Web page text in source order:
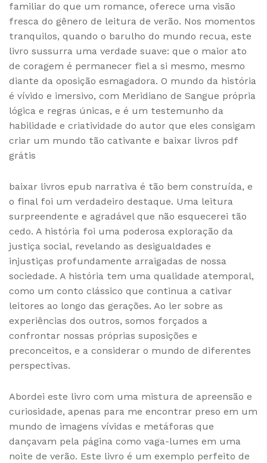
familiar do que um romance, oferece uma visão
fresca do gênero de leitura de verão. Nos momentos
tranquilos, quando o barulho do mundo recua, este
livro sussurra uma verdade suave: que o maior ato
de coragem é permanecer fiel a si mesmo, mesmo
diante da oposição esmagadora. O mundo da história
é vívido e imersivo, com Meridiano de Sangue própria
lógica e regras únicas, e é um testemunho da
habilidade e criatividade do autor que eles consigam
criar um mundo tão cativante e baixar livros pdf
grátis
baixar livros epub narrativa é tão bem construída, e
o final foi um verdadeiro destaque. Uma leitura
surpreendente e agradável que não esquecerei tão
cedo. A história foi uma poderosa exploração da
justiça social, revelando as desigualdades e
injustiças profundamente arraigadas de nossa
sociedade. A história tem uma qualidade atemporal,
como um conto clássico que continua a cativar
leitores ao longo das gerações. Ao ler sobre as
experiências dos outros, somos forçados a
confrontar nossas próprias suposições e
preconceitos, e a considerar o mundo de diferentes
perspectivas.
Abordei este livro com uma mistura de apreensão e
curiosidade, apenas para me encontrar preso em um
mundo de imagens vívidas e metáforas que
dançavam pela página como vaga-lumes em uma
noite de verão. Este livro é um exemplo perfeito de